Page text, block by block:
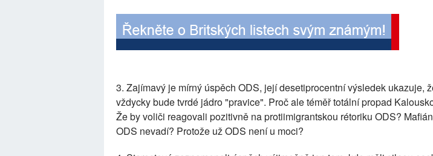
3. Zajímavý je mírný úspěch ODS, její desetiprocentní výsledek ukazuje,
vždycky bude tvrdé jádro "pravice". Proč ale téměř totální propad
Že by voliči reagovali pozitivně na protiimigrantskou rétoriku ODS?
ODS nevadí? Protože už ODS není u moci?